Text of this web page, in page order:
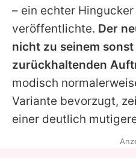
Utiq
– ein echter
veröffentlichte. Der
nicht zu seinem
zurückhaltenden
modisch
Variante bevorzugt,
einer deutlich